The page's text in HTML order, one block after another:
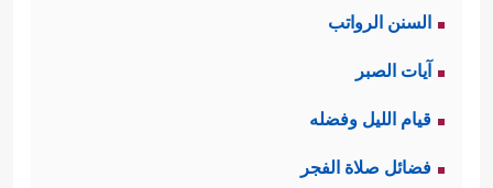
السنن الرواتب
آيات الصبر
قيام الليل وفضله
فضائل صلاة الفجر